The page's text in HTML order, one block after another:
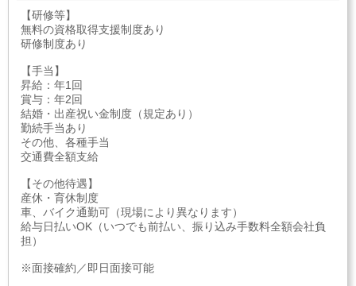
【研修等】
無料の資格取得支援制度あり
研修制度あり
【手当】
昇給：年1回
賞与：年2回
結婚・出産祝い金制度（規定あり）
勤続手当あり
その他、各種手当
交通費全額支給
【その他待遇】
産休・育休制度
車、バイク通勤可（現場により異なります）
給与日払いOK（いつでも前払い、振り込み手数料全額会社負
担）
※面接確約／即日面接可能